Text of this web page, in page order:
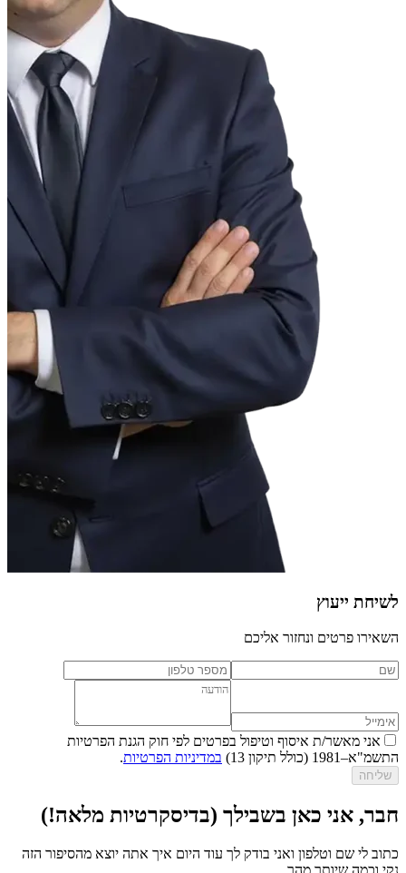
לשיחת ייעוץ
השאירו פרטים ונחזור אליכם
אני מאשר/ת איסוף וטיפול בפרטים לפי חוק הגנת הפרטיות
התשמ"א–1981 (כולל תיקון 13)
במדיניות הפרטיות.
שליחה
חבר, אני כאן בשבילך (בדיסקרטיות מלאה!)
כתוב לי שם וטלפון ואני בודק לך עוד היום איך אתה יוצא מהסיפור הזה
נקי וכמה שיותר מהר.